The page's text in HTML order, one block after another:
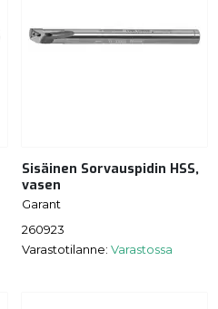
Sisäinen Sorvauspidin HSS,
vasen
Garant
260923
Varastotilanne: Varastossa